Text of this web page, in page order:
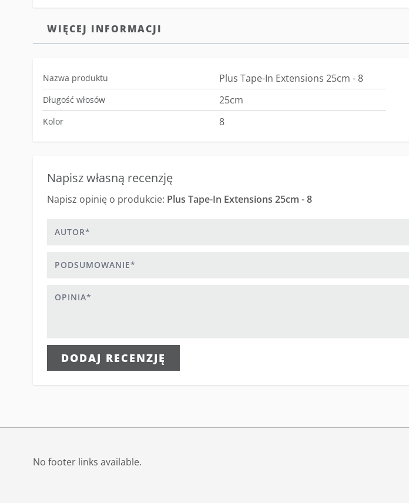
WIĘCEJ INFORMACJI
Nazwa produktu Plus Tape-In Extensions 25cm - 8
Długość włosów 25cm
Kolor 8
Napisz własną recenzję
Napisz opinię o produkcie: Plus Tape-In Extensions 25cm - 8
DODAJ RECENZJĘ
No footer links available.